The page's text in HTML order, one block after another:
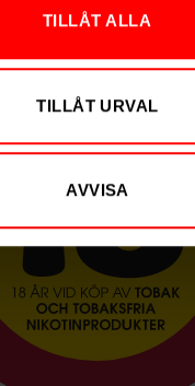
TILLÅT ALLA
TILLÅT URVAL
AVVISA